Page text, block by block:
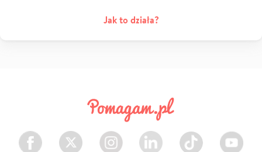
Jak to działa?
Facebook Twitter Instagram LinkedIn TikTok Youtube